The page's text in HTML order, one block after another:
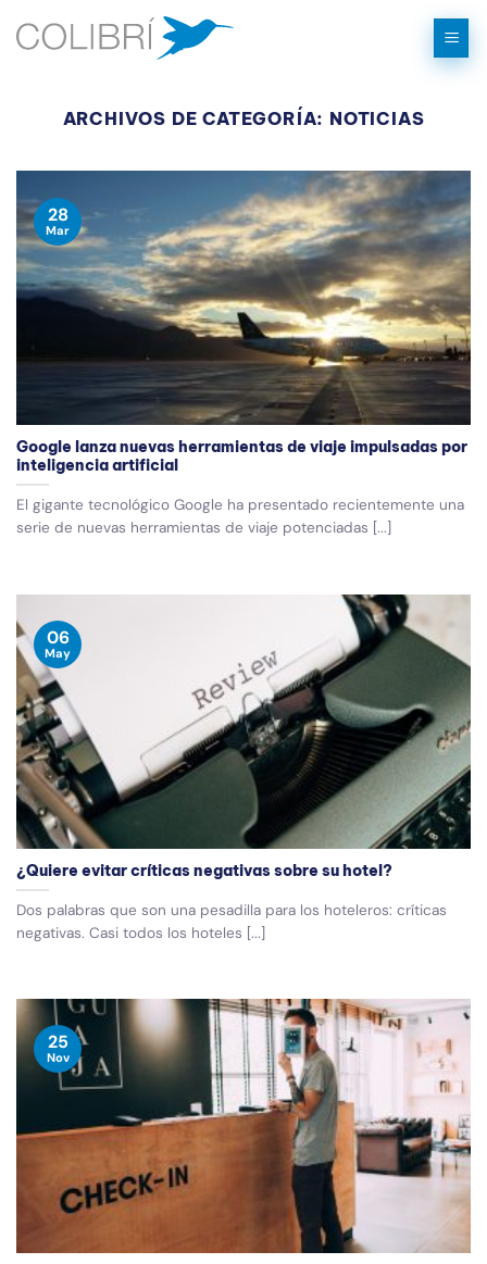
ARCHIVOS DE CATEGORÍA: NOTICIAS
Google lanza nuevas herramientas de viaje impulsadas por
inteligencia artificial
El gigante tecnológico Google ha presentado recientemente una
serie de nuevas herramientas de viaje potenciadas [...]
28
Mar
¿Quiere evitar críticas negativas sobre su hotel?
Dos palabras que son una pesadilla para los hoteleros: críticas
negativas. Casi todos los hoteles [...]
06
May
25
Nov